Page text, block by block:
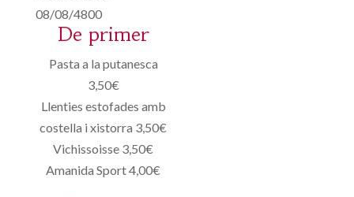
08/08/4800
De primer
Pasta a la putanesca
3,50€
Llenties estofades amb
costella i xistorra 3,50€
Vichissoisse 3,50€
Amanida Sport 4,00€